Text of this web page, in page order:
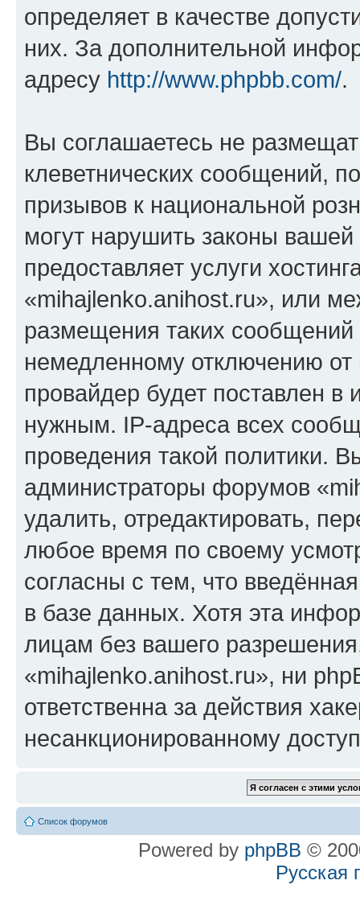
определяет в качестве
них. За дополнительной
адресу http://www.phpbb.com/.
Вы соглашаетесь не
клеветнических сообщений,
призывов к национальной
могут нарушить законы
предоставляет услуги
«mihajlenko.anihost.ru», или
размещения таких
немедленному отключению
провайдер будет поставлен в
нужным. IP-адреса всех
проведения такой политики.
администраторы форумов
удалить, отредактировать,
любое время по своему
согласны с тем, что
в базе данных. Хотя эта
лицам без вашего
«mihajlenko.anihost.ru», ни
ответственна за действия
несанкционированному
Список форумов
Powered by phpBB ©
Русская